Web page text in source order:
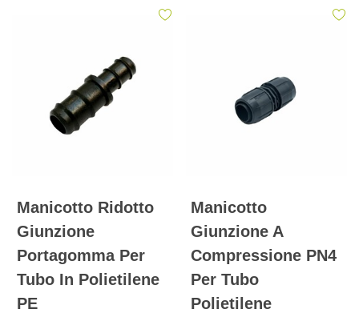
Manicotto Ridotto
Giunzione
Portagomma Per
Tubo In Polietilene
PE
Manicotto
Giunzione A
Compressione PN4
Per Tubo
Polietilene